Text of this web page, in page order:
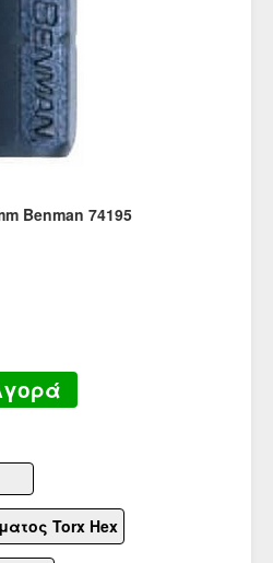
Benman 74195
Torx Hex